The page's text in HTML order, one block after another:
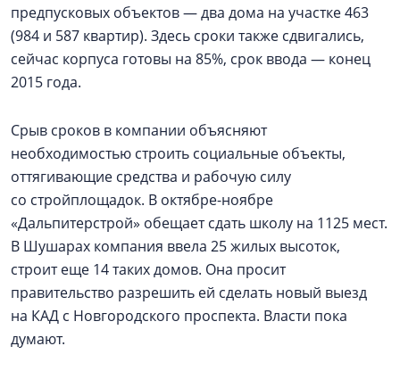
предпусковых объектов — два дома на участке 463
(984 и 587 квартир). Здесь сроки также сдвигались,
сейчас корпуса готовы на 85%, срок ввода — конец
2015 года.
Срыв сроков в компании объясняют
необходимостью строить социальные объекты,
оттягивающие средства и рабочую силу
со стройплощадок. В октябре-ноябре
«Дальпитерстрой» обещает сдать школу на 1125 мест.
В Шушарах компания ввела 25 жилых высоток,
строит еще 14 таких домов. Она просит
правительство разрешить ей сделать новый выезд
на КАД с Новгородского проспекта. Власти пока
думают.